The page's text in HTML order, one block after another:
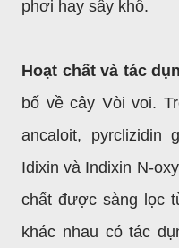
phơi hay sấy khô.
Hoạt chất và tác
bố về cây Vòi voi.
ancaloit,
Idixin và Indixin N-
chất được sàng lọc
khác nhau có tác